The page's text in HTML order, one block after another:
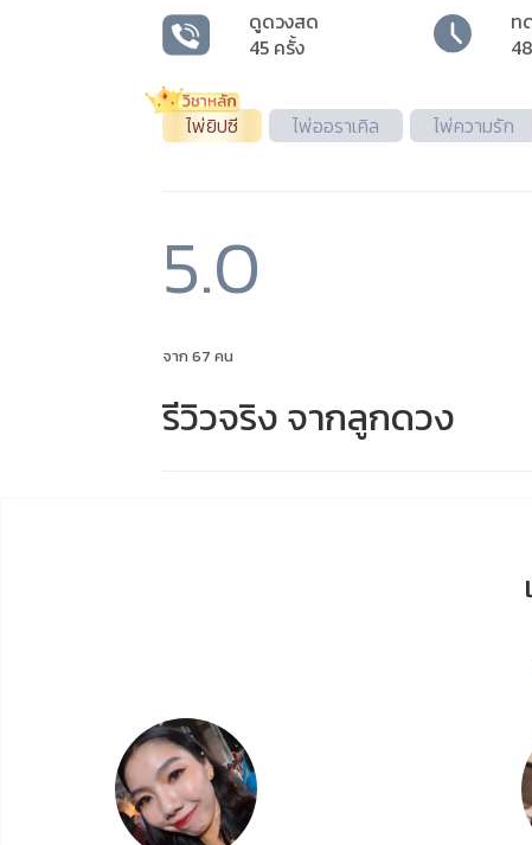
ดูดวงสด
45 ครั้ง
ท
ไพ่ยิปซี ไพ่ออราเคิล ไพ่ความรัก
5.0
จาก 67 คน
รีวิวจริง จากลูกดวง